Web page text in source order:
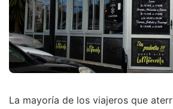
La mayoría de los viajeros que